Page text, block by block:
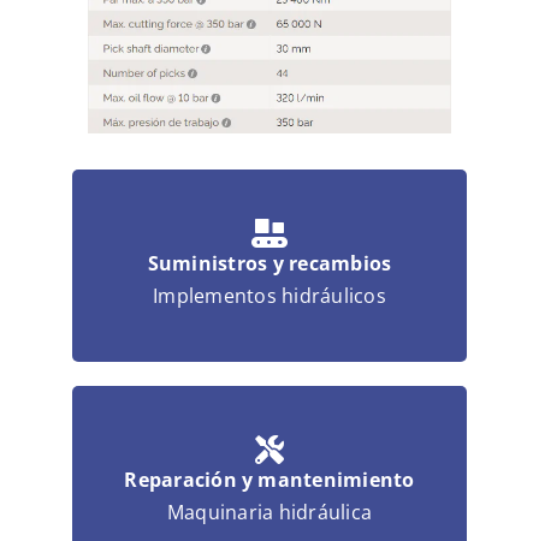
Suministros y recambios
Implementos hidráulicos
Reparación y mantenimiento
Maquinaria hidráulica